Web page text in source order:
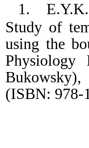
1. E.Y.K.
Study of
using the
Physiology
(ISBN: